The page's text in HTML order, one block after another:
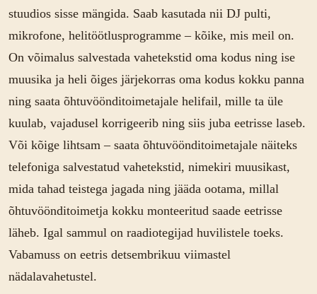
stuudios sisse mängida. Saab kasutada nii DJ pulti,
mikrofone, helitöötlusprogramme – kõike, mis meil on.
On võimalus salvestada vahetekstid oma kodus ning ise
muusika ja heli õiges järjekorras oma kodus kokku panna
ning saata õhtuvöönditoimetajale helifail, mille ta üle
kuulab, vajadusel korrigeerib ning siis juba eetrisse laseb.
Või kõige lihtsam – saata õhtuvöönditoimetajale näiteks
telefoniga salvestatud vahetekstid, nimekiri muusikast,
mida tahad teistega jagada ning jääda ootama, millal
õhtuvöönditoimetja kokku monteeritud saade eetrisse
läheb. Igal sammul on raadiotegijad huvilistele toeks.
Vabamuss on eetris detsembrikuu viimastel
nädalavahetustel.